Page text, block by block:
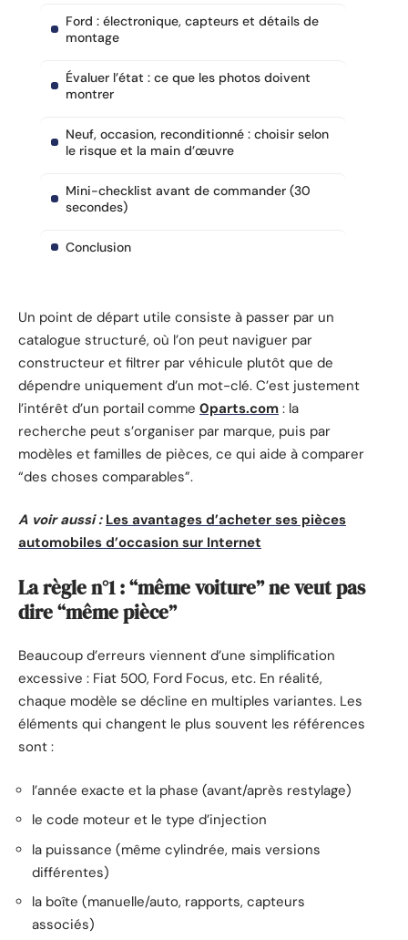
Ford : électronique, capteurs et détails de
montage
Évaluer l’état : ce que les photos doivent
montrer
Neuf, occasion, reconditionné : choisir selon
le risque et la main d’œuvre
Mini-checklist avant de commander (30
secondes)
Conclusion
Un point de départ utile consiste à passer par un
catalogue structuré, où l’on peut naviguer par
constructeur et filtrer par véhicule plutôt que de
dépendre uniquement d’un mot-clé. C’est justement
l’intérêt d’un portail comme 0parts.com : la
recherche peut s’organiser par marque, puis par
modèles et familles de pièces, ce qui aide à comparer
“des choses comparables”.
A voir aussi : Les avantages d’acheter ses pièces
automobiles d’occasion sur Internet
La règle n°1 : “même voiture” ne veut pas
dire “même pièce”
Beaucoup d’erreurs viennent d’une simplification
excessive : Fiat 500, Ford Focus, etc. En réalité,
chaque modèle se décline en multiples variantes. Les
éléments qui changent le plus souvent les références
sont :
l’année exacte et la phase (avant/après restylage)
le code moteur et le type d’injection
la puissance (même cylindrée, mais versions
différentes)
la boîte (manuelle/auto, rapports, capteurs
associés)